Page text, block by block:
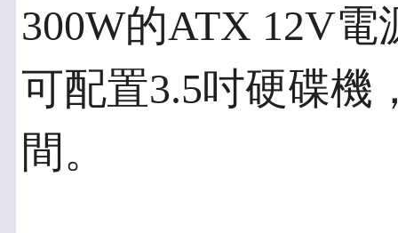
300W的ATX 12V
可配置3.5吋硬碟機
間。